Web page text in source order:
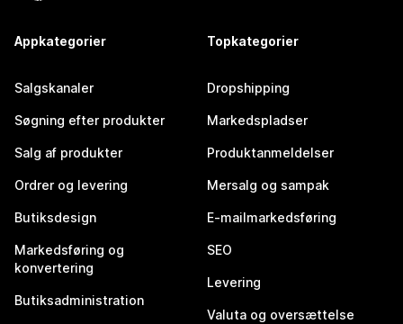
Appkategorier
Salgskanaler
Søgning efter produkter
Salg af produkter
Ordrer og levering
Butiksdesign
Markedsføring og
konvertering
Butiksadministration
Topkategorier
Dropshipping
Markedspladser
Produktanmeldelser
Mersalg og sampak
E-mailmarkedsføring
SEO
Levering
Valuta og oversættelse